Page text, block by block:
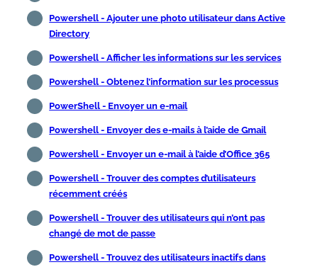
Powershell - Ajouter une photo utilisateur dans Active
Directory
Powershell - Afficher les informations sur les services
Powershell - Obtenez l’information sur les processus
PowerShell - Envoyer un e-mail
Powershell - Envoyer des e-mails à l’aide de Gmail
Powershell - Envoyer un e-mail à l’aide d’Office 365
Powershell - Trouver des comptes d’utilisateurs
récemment créés
Powershell - Trouver des utilisateurs qui n’ont pas
changé de mot de passe
Powershell - Trouvez des utilisateurs inactifs dans